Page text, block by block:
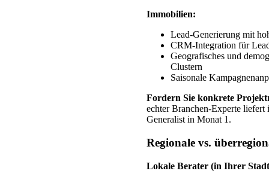
Immobilien:
Lead-Generierung mit
CRM-Integration für
Geografisches und
Clustern
Saisonale
Fordern Sie konkrete
echter Branchen-Experte
Generalist in Monat 1.
Regionale vs.
Lokale Berater (in Ihrer